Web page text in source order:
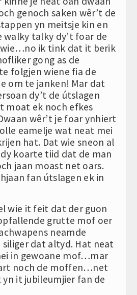
genoch saken wêr’t de
yn meitsje kin en
walky talky dy’t foar de
wie…no ik tink dat it berik
gong as de
folgjen wiene fia de
om te janken! Mar dat
dy’t de útslagen
moat ek noch efkes
wêr’t je foar ynhiert
eamelje wat neat mei
hat. Dat wie sneon al
koarte tiid dat de man
jaan moast net oars.
fan útslagen ek in
wie it feit dat der guon
grutte mof oer
neamde
siliger dat altyd. Hat neat
in gewoane mof…mar
noch de moffen…net
yn it jubileumjier fan de